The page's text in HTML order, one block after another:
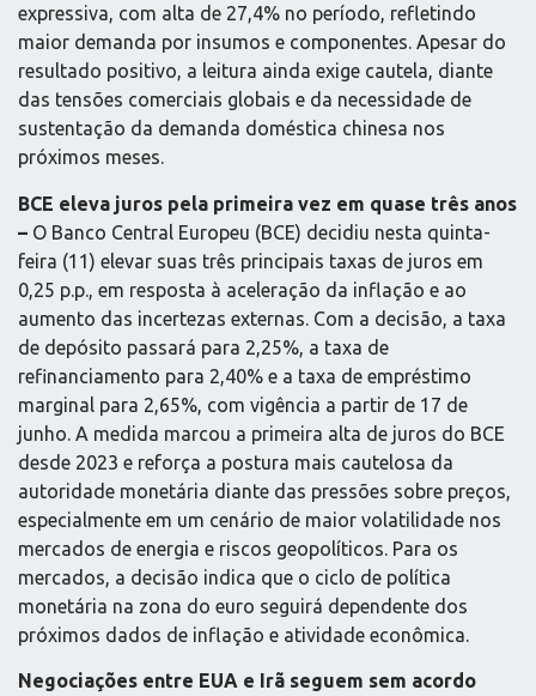
expressiva, com alta de 27,4% no período, refletindo
maior demanda por insumos e componentes. Apesar do
resultado positivo, a leitura ainda exige cautela, diante
das tensões comerciais globais e da necessidade de
sustentação da demanda doméstica chinesa nos
próximos meses.
BCE eleva juros pela primeira vez em quase três anos
– O Banco Central Europeu (BCE) decidiu nesta quinta-
feira (11) elevar suas três principais taxas de juros em
0,25 p.p., em resposta à aceleração da inflação e ao
aumento das incertezas externas. Com a decisão, a taxa
de depósito passará para 2,25%, a taxa de
refinanciamento para 2,40% e a taxa de empréstimo
marginal para 2,65%, com vigência a partir de 17 de
junho. A medida marcou a primeira alta de juros do BCE
desde 2023 e reforça a postura mais cautelosa da
autoridade monetária diante das pressões sobre preços,
especialmente em um cenário de maior volatilidade nos
mercados de energia e riscos geopolíticos. Para os
mercados, a decisão indica que o ciclo de política
monetária na zona do euro seguirá dependente dos
próximos dados de inflação e atividade econômica.
Negociações entre EUA e Irã seguem sem acordo